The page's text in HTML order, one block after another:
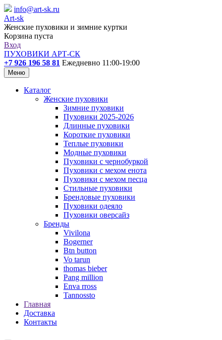
info@art-sk.ru
Art-sk
Женские пуховики и зимние куртки
Корзина пуста
Вход
ПУХОВИКИ АРТ-СК
+7 926 196 58 81 Ежедневно 11:00-19:00
Меню
Каталог
Женские пуховики
Зимние пуховики
Пуховики 2025-2026
Длинные пуховики
Короткие пуховики
Теплые пуховики
Модные пуховики
Пуховики с чернобуркой
Пуховики с мехом енота
Пуховики с мехом песца
Стильные пуховики
Брендовые пуховики
Пуховики одеяло
Пуховики оверсайз
Бренды
Vivilona
Bogerner
Btn button
Vo tarun
thomas bieber
Pang million
Enva rross
Tannossto
Главная
Доставка
Контакты